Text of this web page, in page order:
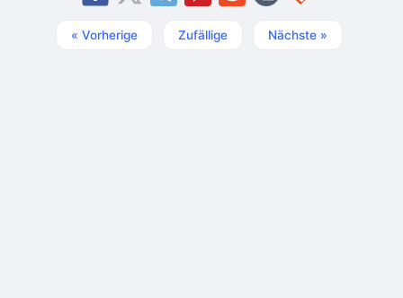
« Vorherige Zufällige Nächste »